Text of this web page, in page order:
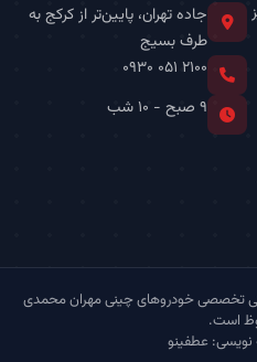
جاده تهران، پایین‌تر از کرکج به
طرف بسیج
۰۹۳۰ ۰۵۱ ۲۱۰۰
۹ صبح - ۱۰ شب
تخصصی خودروهای چینی مهران محمدی
است.
نویسی: عطفینو